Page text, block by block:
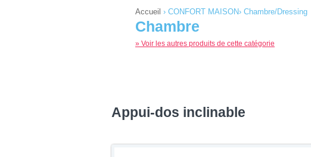
Accueil › CONFORT MAISON› Chambre/Dressing
Chambre
» Voir les autres produits de cette catégorie
Appui-dos inclinable